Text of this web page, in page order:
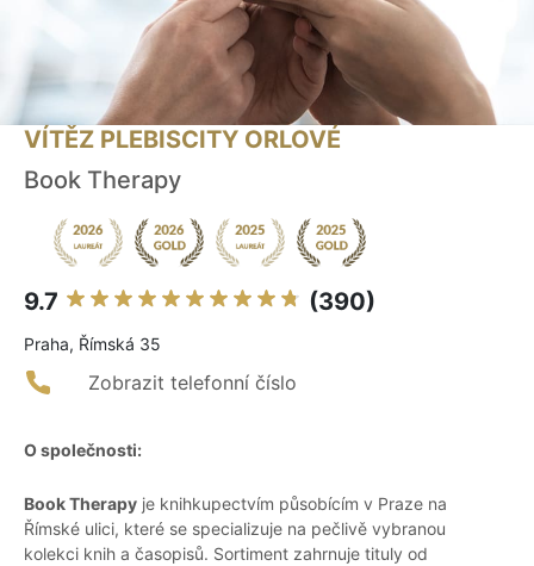
VÍTĚZ PLEBISCITY ORLOVÉ
Book Therapy
9.7 (390)
Praha, Římská 35
Zobrazit telefonní číslo
O společnosti:
Book Therapy je knihkupectvím působícím v Praze na
Římské ulici, které se specializuje na pečlivě vybranou
kolekci knih a časopisů. Sortiment zahrnuje tituly od